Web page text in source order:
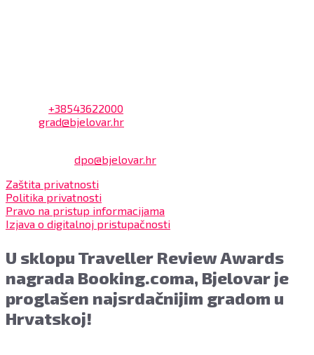
+38543622000
grad@bjelovar.hr
dpo@bjelovar.hr
Zaštita privatnosti
Politika privatnosti
Pravo na pristup informacijama
Izjava o digitalnoj pristupačnosti
U sklopu Traveller Review Awards
nagrada Booking.coma, Bjelovar je
proglašen najsrdačnijim gradom u
Hrvatskoj!